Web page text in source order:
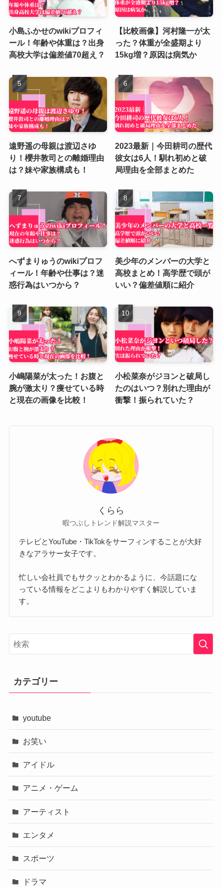
小島ふかせのwikiプロフィ
ール！年齢や体重は？出身
高校大学は偏差値70超え？
【比較画像】河村隆一が太
った？体重が全盛期より
15kg増？原因は病気か
遠野遥の母親は渡辺さゆ
り！櫻井敦司との離婚理由
は？妹や家族構成も！
2023最新｜今田耕司の歴代
彼女は6人！馴れ初めと破
局理由を全部まとめた
へずまりゅうのwikiプロフ
ィール！年齢や仕事は？迷
惑行為はいつから？
美少年のメンバーの大学と
高校まとめ！高学歴で頭が
いい？偏差値順に紹介
小嶋陽菜が太った！お腹と
腕が激太り？痩せている時
と現在の画像を比較！
小松菜奈がジヨンと破局し
たのはいつ？別れた理由が
衝撃！振られていた？
くらら
暇つぶしトレンド解説マスター
テレビとYouTube・TikTokをサーフィンすることが大好
きなアラサー女子です。
忙しい会社員でもサクッとわかるように、今話題にな
っている情報をどこよりもわかりやすく解説していま
す。
カテゴリー
youtube
お笑い
アイドル
アニメ・ゲーム
アーティスト
エンタメ
スポーツ
ドラマ